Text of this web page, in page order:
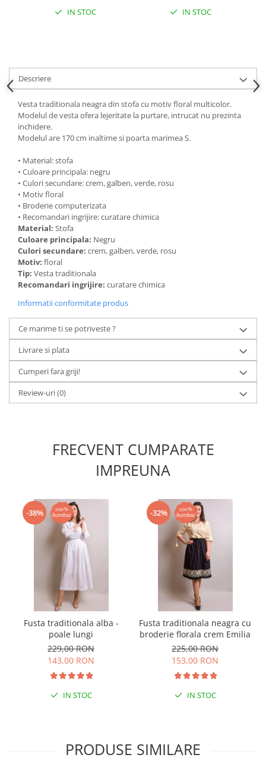
IN STOC IN STOC
Descriere
Vesta traditionala neagra din stofa cu motiv floral multicolor.
Modelul de vesta ofera lejeritate la purtare, intrucat nu prezinta
inchidere.
Modelul are 170 cm inaltime si poarta marimea S.
• Material: stofa
• Culoare principala: negru
• Culori secundare: crem, galben, verde, rosu
• Motiv floral
• Broderie computerizata
• Recomandari ingrijire: curatare chimica
Material: Stofa
Culoare principala: Negru
Culori secundare: crem, galben, verde, rosu
Motiv: floral
Tip: Vesta traditionala
Recomandari ingrijire: curatare chimica
Informatii conformitate produs
Ce marime ti se potriveste ?
Livrare si plata
Cumperi fara griji!
Review-uri(0)
FRECVENT CUMPARATE
IMPREUNA
-38%
Fusta traditionala alba -
poale lungi
229,00 RON
143,00 RON
IN STOC
-32%
Fusta traditionala neagra cu
broderie florala crem Emilia
225,00 RON
153,00 RON
IN STOC
PRODUSE SIMILARE